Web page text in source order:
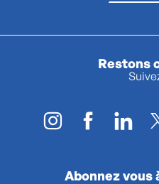
Restons
Abonnez vous